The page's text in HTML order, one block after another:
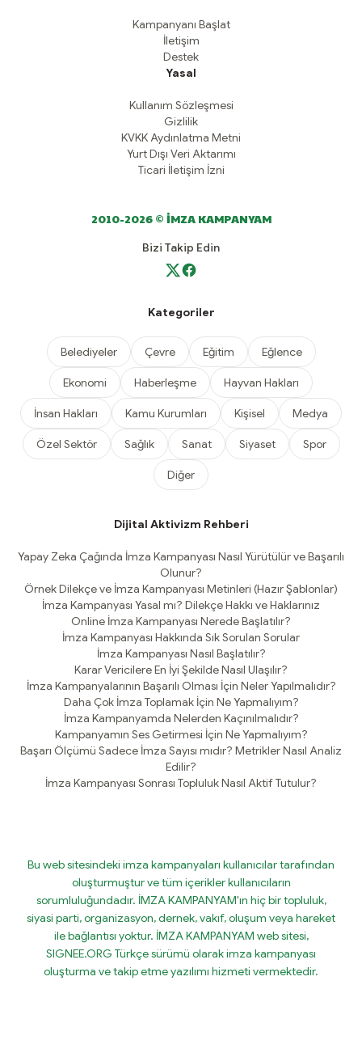
Kampanyanı Başlat
İletişim
Destek
Yasal
Kullanım Sözleşmesi
Gizlilik
KVKK Aydınlatma Metni
Yurt Dışı Veri Aktarımı
Ticari İletişim İzni
2010-2026 © İMZA KAMPANYAM
Bizi Takip Edin
Kategoriler
Belediyeler Çevre Eğitim Eğlence
Ekonomi Haberleşme Hayvan Hakları
İnsan Hakları Kamu Kurumları Kişisel Medya
Özel Sektör Sağlık Sanat Siyaset Spor
Diğer
Dijital Aktivizm Rehberi
Yapay Zeka Çağında İmza Kampanyası Nasıl Yürütülür ve Başarılı
Olunur?
Örnek Dilekçe ve İmza Kampanyası Metinleri (Hazır Şablonlar)
İmza Kampanyası Yasal mı? Dilekçe Hakkı ve Haklarınız
Online İmza Kampanyası Nerede Başlatılır?
İmza Kampanyası Hakkında Sık Sorulan Sorular
İmza Kampanyası Nasıl Başlatılır?
Karar Vericilere En İyi Şekilde Nasıl Ulaşılır?
İmza Kampanyalarının Başarılı Olması İçin Neler Yapılmalıdır?
Daha Çok İmza Toplamak İçin Ne Yapmalıyım?
İmza Kampanyamda Nelerden Kaçınılmalıdır?
Kampanyamın Ses Getirmesi İçin Ne Yapmalıyım?
Başarı Ölçümü Sadece İmza Sayısı mıdır? Metrikler Nasıl Analiz
Edilir?
İmza Kampanyası Sonrası Topluluk Nasıl Aktif Tutulur?
Bu web sitesindeki imza kampanyaları kullanıcılar tarafından
oluşturmuştur ve tüm içerikler kullanıcıların
sorumluluğundadır. İMZA KAMPANYAM'ın hiç bir topluluk,
siyasi parti, organizasyon, dernek, vakıf, oluşum veya hareket
ile bağlantısı yoktur. İMZA KAMPANYAM web sitesi,
SIGNEE.ORG Türkçe sürümü olarak imza kampanyası
oluşturma ve takip etme yazılımı hizmeti vermektedir.